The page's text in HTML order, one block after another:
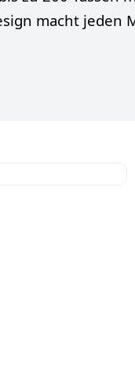
macht jeden